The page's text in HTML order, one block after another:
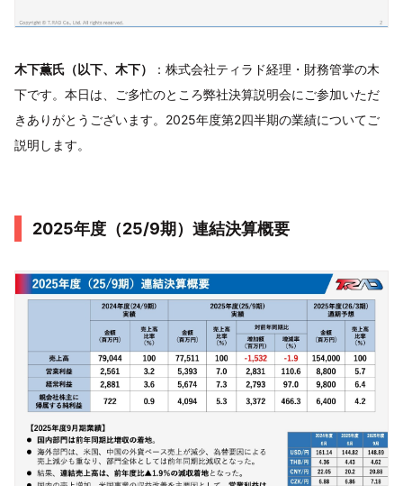
木下薫氏（以下、木下）
：株式会社ティラド経理・財務管掌の木
下です。本日は、ご多忙のところ弊社決算説明会にご参加いただ
きありがとうございます。2025年度第2四半期の業績についてご
説明します。
2025年度（25/9期）連結決算概要